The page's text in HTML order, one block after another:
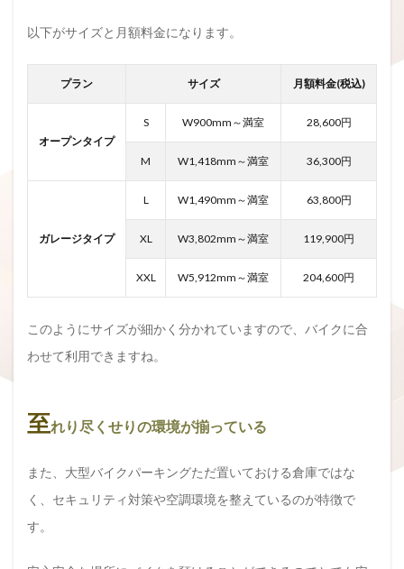
以下がサイズと月額料金になります。
プラン サイズ 月額料金(税込)
オープンタイプ
S W900mm～満室 28,600円
M W1,418mm～満室 36,300円
ガレージタイプ
L W1,490mm～満室 63,800円
XL W3,802mm～満室 119,900円
XXL W5,912mm～満室 204,600円
このようにサイズが細かく分かれていますので、バイクに合
わせて利用できますね。
至れり尽くせりの環境が揃っている
また、大型バイクパーキングただ置いておける倉庫ではな
く、セキュリティ対策や空調環境を整えているのが特徴で
す。